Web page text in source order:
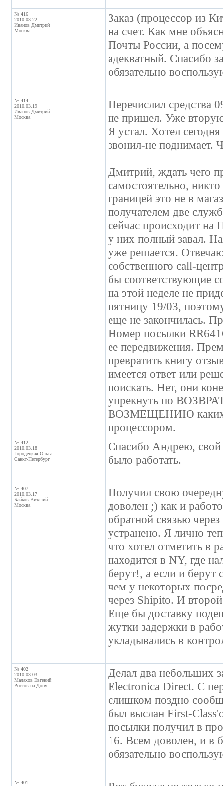
№ 416
2010.03.22
Иванов Дмитрий
Москва
Заказ (процессор из
на счет. Как мне
Почты России, а
адекватный. Спасибо
обязательно
№ 414
2010.03.19
Иванов Дмитрий
Москва
Перечислил средства
не пришел. Уже
Я устал. Хотел
звонил-не поднимает.
Дмитрий, ждать чего
самостоятельно,
границей это не в
получателем две
сейчас происходит на
у них полный завал.
уже решается.
собственного call-
бы соответствующие
на этой неделе не
пятницу 19/03,
еще не закончилась.
Номер посылки
ее передвижения.
превратить книгу
имеется ответ или
поискать. Нет, они
упрекнуть по
ВОЗМЕЩЕНИЮ каких-
процессором.
№ 412
2010.03.18
Городецкая Ольга
Санкт-Петербург
Спасибо Андрею, свой
было работать.
№ 407
2010.03.17
Байков Виталий
Москва
Получил свою
доволен ;) как и
обратной связью
устранено. Я лично
что хотел отметить в
находится в NY, где
берут!, а если и
чем у некоторых
через Shipito. И
Еще бы доставку
жутки задержки в
укладывались в
№ 402
2010.03.03
Малахов Евгений
Ростов-на-Дону
Делал два небольших
Electronica Direct. С
слишком поздно
был выслан First-
посылки получил в
16. Всем доволен, и в
обязательно
№ 401